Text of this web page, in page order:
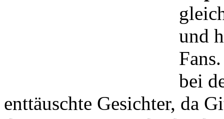
und
bei
enttäuschte Gesichter, da